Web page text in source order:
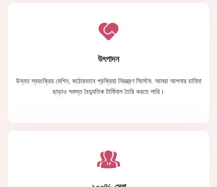
উৎপাদন
উন্নত স্বয়ংক্রিয় মেশিন, কঠোরভাবে প্রক্রিয়া নিয়ন্ত্রণ সিস্টেম. আমরা আপনার চাহিদা
ছাড়াও সমস্ত বৈদ্যুতিক টার্মিনাল তৈরি করতে পারি।